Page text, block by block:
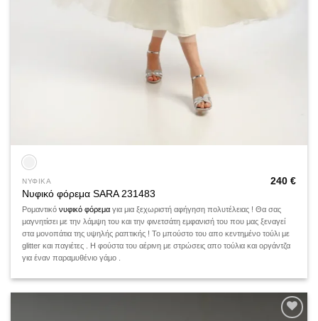
ΝΥΦΙΚΑ
Νυφικό φόρεμα SARA 231483
240 €
Ρομαντικόνυφικό φόρεμα για μια ξεχωριστή αφήγηση πολυτέλειας ! Θα σας
μαγνητίσει με την λάμψη του και την φινετσάτη εμφανισή του που μας ξεναγεί
στα μονοπάτια της υψηλής ραπτικής ! Το μπούστο του απο κεντημένο τoύλι με
glitter και παγιέτες . Η φούστα του αέρινη με στρώσεις απο τούλια και οργάντζα
για έναν παραμυθένιο γάμο .